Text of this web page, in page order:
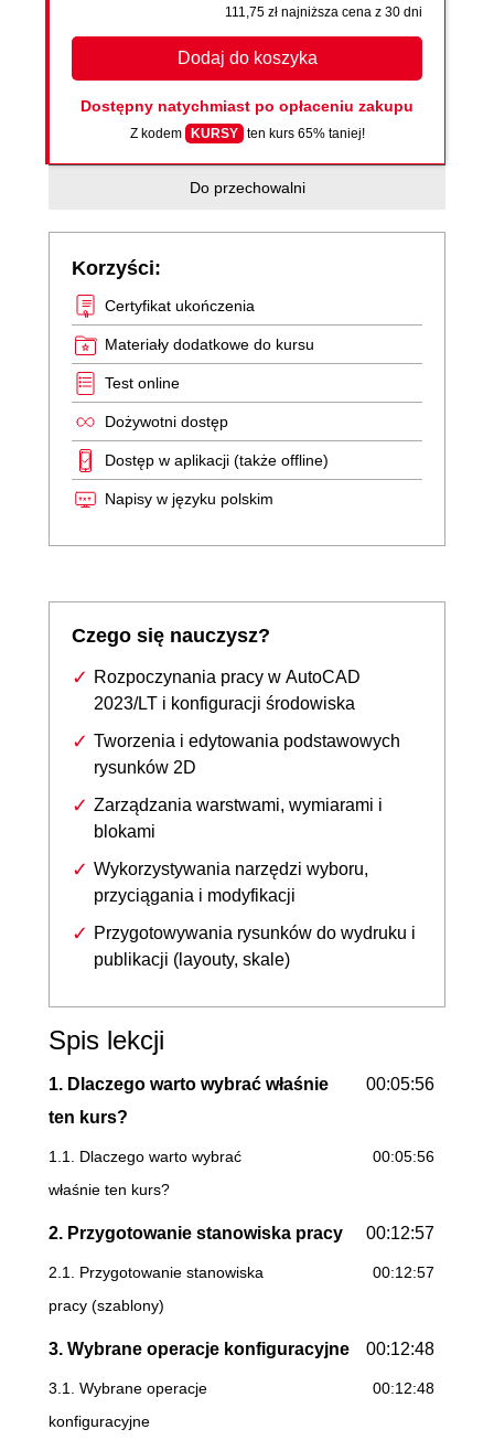
111,75 zł najniższa cena z 30 dni
Dodaj do koszyka
Dostępny natychmiast po opłaceniu zakupu
Z kodem KURSY ten kurs 65% taniej!
Do przechowalni
Korzyści:
Certyfikat ukończenia
Materiały dodatkowe do kursu
Test online
Dożywotni dostęp
Dostęp w aplikacji (także offline)
Napisy w języku polskim
Czego się nauczysz?
Rozpoczynania pracy w AutoCAD
2023/LT i konfiguracji środowiska
Tworzenia i edytowania podstawowych
rysunków 2D
Zarządzania warstwami, wymiarami i
blokami
Wykorzystywania narzędzi wyboru,
przyciągania i modyfikacji
Przygotowywania rysunków do wydruku i
publikacji (layouty, skale)
Spis lekcji
1. Dlaczego warto wybrać właśnie
ten kurs?
00:05:56
1.1. Dlaczego warto wybrać
właśnie ten kurs?
00:05:56
2. Przygotowanie stanowiska pracy 00:12:57
2.1. Przygotowanie stanowiska
pracy (szablony)
00:12:57
3. Wybrane operacje konfiguracyjne 00:12:48
3.1. Wybrane operacje
konfiguracyjne
00:12:48